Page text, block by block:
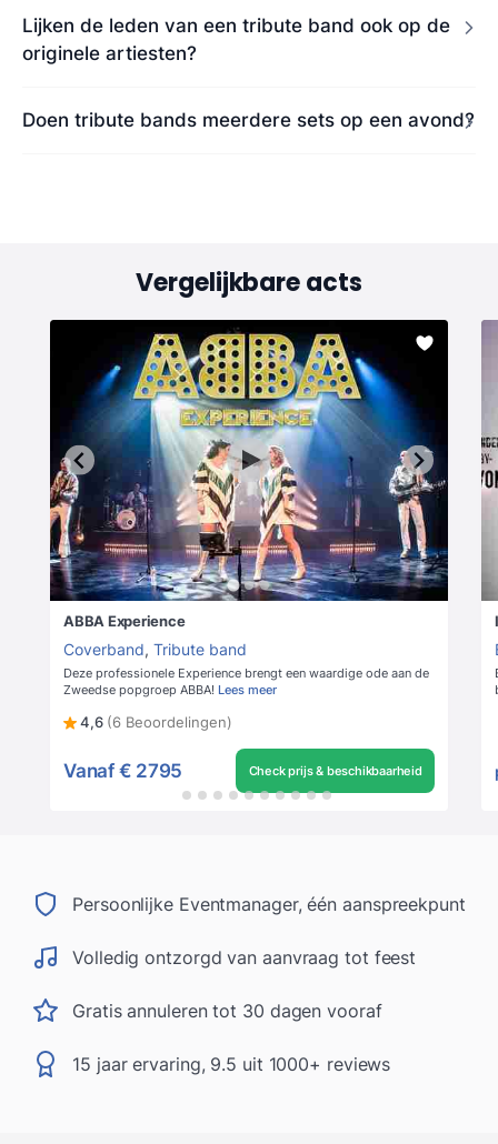
Lijken de leden van een tribute band ook op de
originele artiesten?
Doen tribute bands meerdere sets op een avond?
Vergelijkbare acts
ABBA Experience
Coverband, Tribute band
Deze professionele Experience brengt een waardige ode aan de
Zweedse popgroep ABBA! Lees meer
4,6 (6 Beoordelingen)
Vanaf € 2795 Check prijs & beschikbaarheid
Persoonlijke Eventmanager, één aanspreekpunt
Volledig ontzorgd van aanvraag tot feest
Gratis annuleren tot 30 dagen vooraf
15 jaar ervaring, 9.5 uit 1000+ reviews